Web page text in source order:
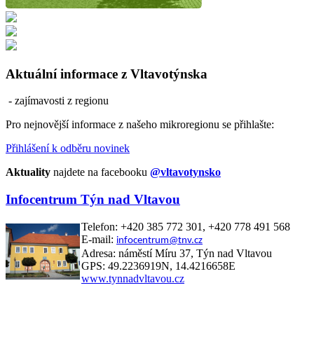
Aktuální informace z Vltavotýnska
- zajímavosti z regionu
Pro nejnovější informace z našeho mikroregionu se přihlašte:
Přihlášení k odběru novinek
Aktuality najdete na facebooku @vltavotynsko
Infocentrum Týn nad Vltavou
Telefon: +420 385 772 301, +420 778 491 568
E-mail: infocentrum@tnv.cz
Adresa: náměstí Míru 37, Týn nad Vltavou
GPS: 49.2236919N, 14.4216658E
www.tynnadvltavou.cz